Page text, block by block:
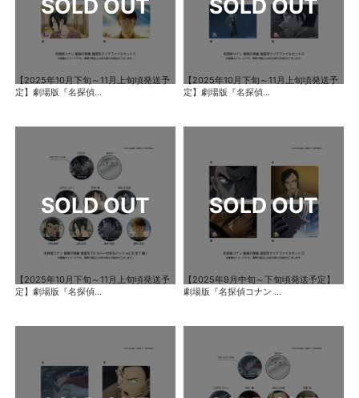
【2025年10月下旬～11月上旬頃発送予
定】劇場版『名探偵...
【2025年10月下旬～11月上旬頃発送予
定】劇場版『名探偵...
【2025年10月下旬～11月上旬頃発送予
定】劇場版『名探偵...
【2025年9月中旬～下旬頃発送予定】
劇場版『名探偵コナン ...